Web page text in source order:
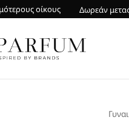
οίκους Δωρεάν